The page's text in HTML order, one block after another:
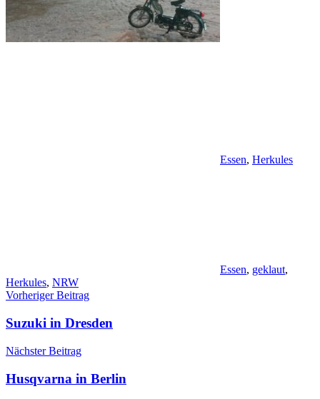
Essen, Herkules
Essen, geklaut,
Herkules, NRW
Beitragsnavigation
Vorheriger Beitrag
Suzuki in Dresden
Nächster Beitrag
Husqvarna in Berlin